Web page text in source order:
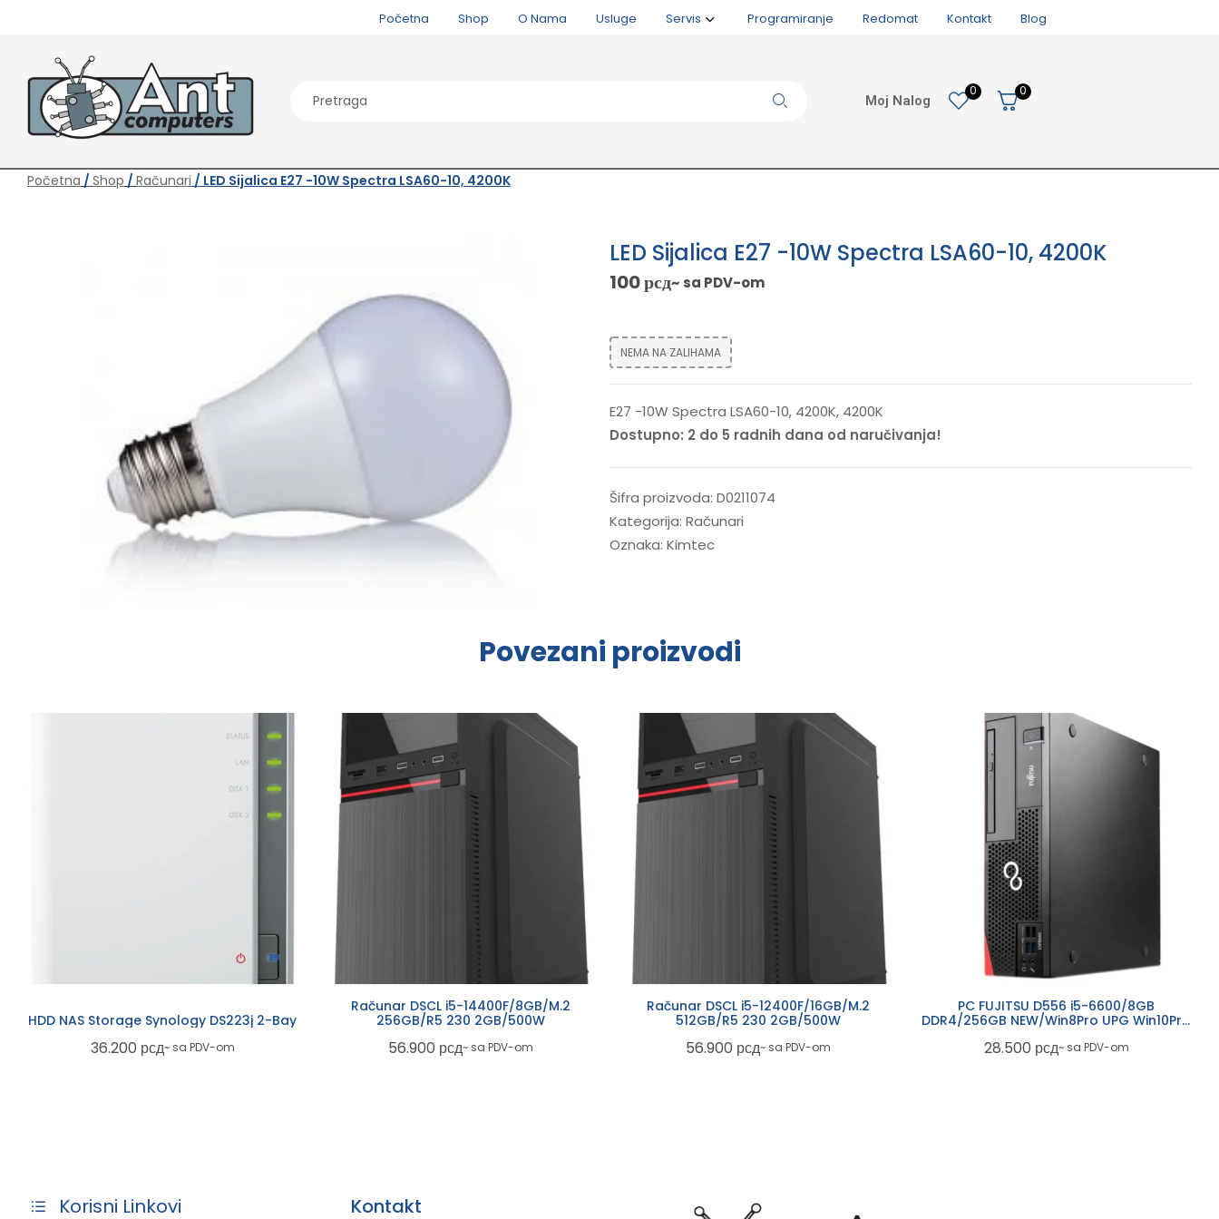
Početna Shop O Nama Usluge Servis Programiranje Redomat Kontakt Blog
Moj Nalog
0 0
Početna / Shop / Računari / LED Sijalica E27 -10W Spectra LSA60-10, 4200K
LED Sijalica E27 -10W Spectra LSA60-10, 4200K
100рсд~ sa PDV-om
NEMA NA ZALIHAMA
E27 -10W Spectra LSA60-10, 4200K, 4200K
Dostupno: 2 do 5 radnih dana od naručivanja!
Šifra proizvoda: D0211074
Kategorija: Računari
Oznaka: Kimtec
Povezani proizvodi
HDD NAS Storage Synology DS223j 2-Bay
36.200 рсд~ sa PDV-om
Računar DSCL i5-14400F/8GB/M.2
256GB/R5 230 2GB/500W
56.900 рсд~ sa PDV-om
Računar DSCL i5-12400F/16GB/M.2
512GB/R5 230 2GB/500W
56.900 рсд~ sa PDV-om
PC FUJITSU D556 i5-6600/8GB
DDR4/256GB NEW/Win8Pro UPG Win10Pro
28.500 рсд~ sa PDV-om
Korisni Linkovi Kontakt